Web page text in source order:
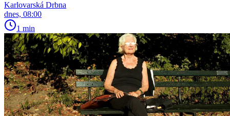
Karlovarská Drbna
dnes, 08:00
1 min